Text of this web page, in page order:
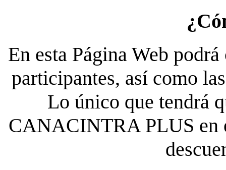
En esta Página Web
participantes, así como
Lo único que tendrá
CANACINTRA PLUS en